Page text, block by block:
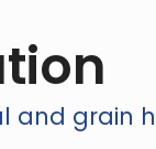
and grain